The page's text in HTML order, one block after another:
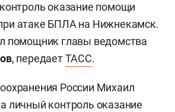
оказание помощи
атаке БПЛА на Нижнекамск.
помощник главы ведомства
, передаетТАСС.
России Михаил
личный контроль оказание